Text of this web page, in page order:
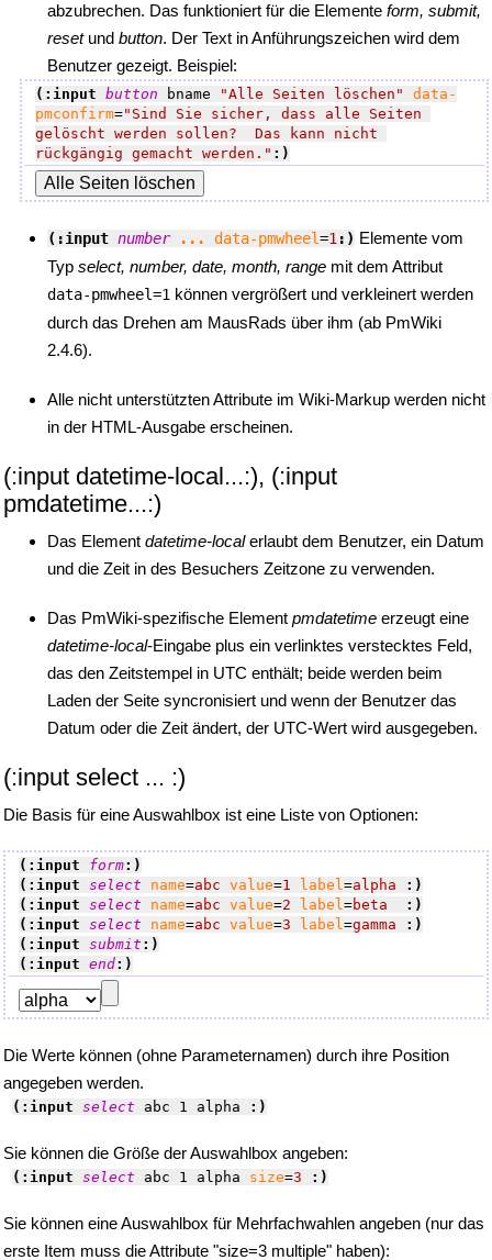
abzubrechen. Das funktioniert für die Elemente form, submit,
resetund button. Der Text in Anführungszeichen wird dem
Benutzer gezeigt. Beispiel:
(:input button bname "Alle Seiten löschen"
data-
pmconfirm="Sind Sie sicher, dass alle Seiten
gelöscht werden sollen?  Das kann nicht
rückgängig gemacht werden." :)
(:input number ... data-pmwheel=1 :) Elemente vom
Typ select, number, date, month, range mit dem Attribut
data-pmwheel=1 können vergrößert und verkleinert werden
durch das Drehen am MausRads über ihm (ab PmWiki
2.4.6).
Alle nicht unterstützten Attribute im Wiki-Markup werden nicht
in der HTML-Ausgabe erscheinen.
(:input datetime-local...:), (:input
pmdatetime...:)
Das Element datetime-localerlaubt dem Benutzer, ein Datum
und die Zeit in des Besuchers Zeitzone zu verwenden.
Das PmWiki-spezifische Element pmdatetime erzeugt eine
datetime-local-Eingabe plus ein verlinktes verstecktes Feld,
das den Zeitstempel in UTC enthält; beide werden beim
Laden der Seite syncronisiert und wenn der Benutzer das
Datum oder die Zeit ändert, der UTC-Wert wird ausgegeben.
(:input select ... :)
Die Basis für eine Auswahlbox ist eine Liste von Optionen:
(:input form:)
(:input select name=abc value=1 label =alpha
:)
(:input select name=abc value=2 label =beta
:)
(:input select name=abc value=3 label =gamma
:)
(:input submit :)
(:input end:)
Die Werte können (ohne Parameternamen) durch ihre Position
angegeben werden.
(:input select abc 1 alpha :)
Sie können die Größe der Auswahlbox angeben:
(:input select abc 1 alpha size=3 :)
Sie können eine Auswahlbox für Mehrfachwahlen angeben (nur das
erste Item muss die Attribute "size=3 multiple" haben):